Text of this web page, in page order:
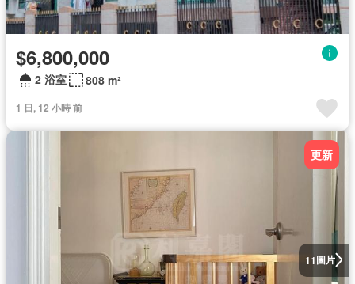
$6,800,000
2 浴室 808 m²
1 日, 12 小時 前
11圖片
更新